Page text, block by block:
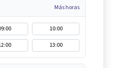
Más horas
10:00
13:00